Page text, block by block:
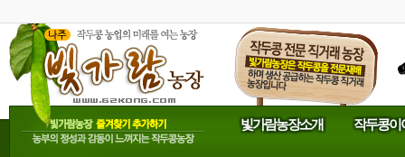
빛가람농장소개 작두콩이